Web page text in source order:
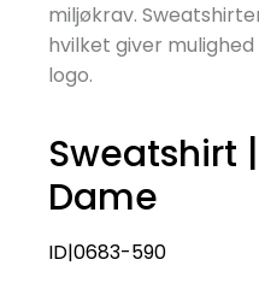
miljøkrav.
hvilket giver
logo.
Sweatshirt
Dame
ID|0683-590